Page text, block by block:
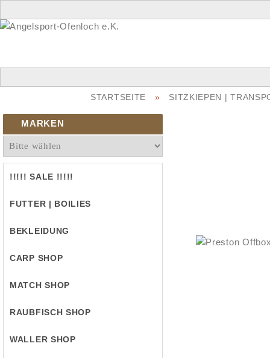
STARTSEITE » SITZKIEPEN |
MARKEN
!!!!! SALE !!!!!
FUTTER | BOILIES
BEKLEIDUNG
CARP SHOP
MATCH SHOP
RAUBFISCH SHOP
WALLER SHOP